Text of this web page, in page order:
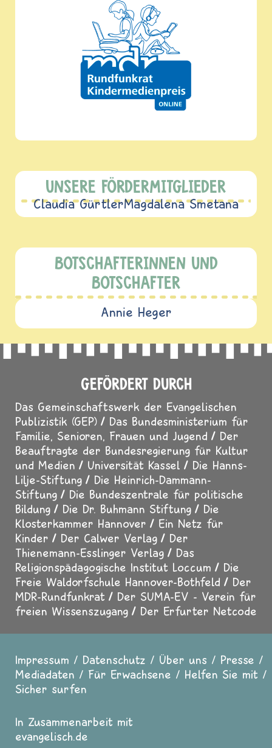
UNSERE FÖRDERMITGLIEDER
Claudia GürtlerMagdalena Smetana
BOTSCHAFTERINNEN UND
BOTSCHAFTER
Annie Heger
GEFÖRDERT DURCH
Das Gemeinschaftswerk der Evangelischen
Publizistik (GEP)
Das Bundesministerium für
Familie, Senioren, Frauen und Jugend
Der
Beauftragte der Bundesregierung für Kultur
und Medien
Universität Kassel
Die Hanns-
Lilje-Stiftung
Die Heinrich-Dammann-
Stiftung
Die Bundeszentrale für politische
Bildung
Die Dr. Buhmann Stiftung
Die
Klosterkammer Hannover
Ein Netz für
Kinder
Der Calwer Verlag
Der
Thienemann-Esslinger Verlag
Das
Religionspädagogische Institut Loccum
Die
Freie Waldorfschule Hannover-Bothfeld
Der
MDR-Rundfunkrat
Der SUMA-EV - Verein für
freien Wissenszugang
Der Erfurter Netcode
Fußzeile
Impressum Datenschutz Über uns
Presse
Mediadaten
Für Erwachsene
Helfen Sie mit
Sicher surfen
In Zusammenarbeit mit
evangelisch.de